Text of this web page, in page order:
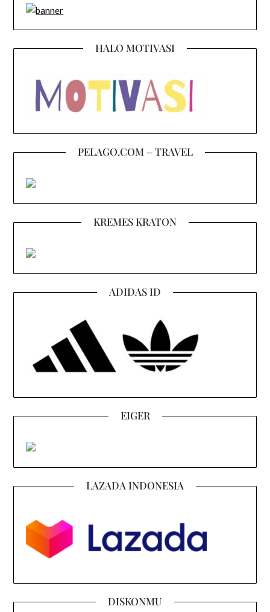
HALO MOTIVASI
PELAGO.COM – TRAVEL
KREMES KRATON
ADIDAS ID
EIGER
LAZADA INDONESIA
DISKONMU